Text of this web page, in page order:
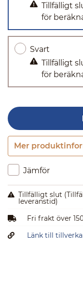
Tillfälligt
för
Svart
Tillfälligt
för
Mer
Jämför
Tillfälligt slut
leveranstid)
Fri frakt över
Länk till